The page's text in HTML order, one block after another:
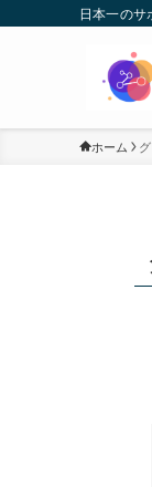
日本一の
ホーム